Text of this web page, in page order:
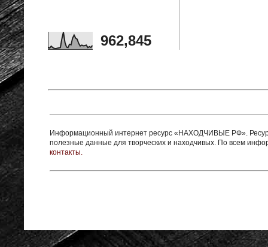
962,845
Информационный интернет ресурс «НАХОДЧИВЫЕ РФ».
полезные данные для творческих и находчивых. По всем
контакты.